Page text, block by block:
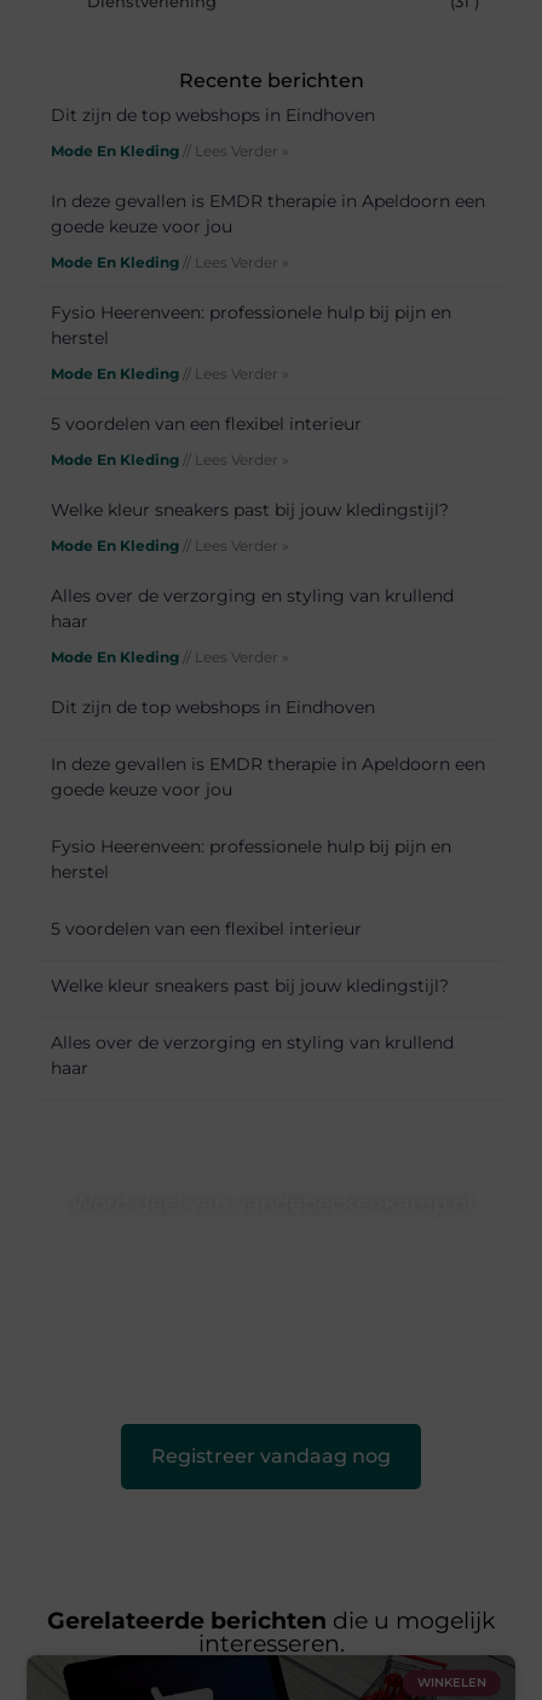
Recente berichten
Dit zijn de top webshops in Eindhoven
Mode En Kleding // Lees Verder »
In deze gevallen is EMDR therapie in Apeldoorn een
goede keuze voor jou
Mode En Kleding // Lees Verder »
Fysio Heerenveen: professionele hulp bij pijn en
herstel
Mode En Kleding // Lees Verder »
5 voordelen van een flexibel interieur
Mode En Kleding // Lees Verder »
Welke kleur sneakers past bij jouw kledingstijl?
Mode En Kleding // Lees Verder »
Alles over de verzorging en styling van krullend
haar
Mode En Kleding // Lees Verder »
Dit zijn de top webshops in Eindhoven
In deze gevallen is EMDR therapie in Apeldoorn een
goede keuze voor jou
Fysio Heerenveen: professionele hulp bij pijn en
herstel
5 voordelen van een flexibel interieur
Welke kleur sneakers past bij jouw kledingstijl?
Alles over de verzorging en styling van krullend
haar
Registreer vandaag nog
Gerelateerde berichten die u mogelijk
interesseren.
WINKELEN